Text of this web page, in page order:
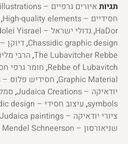
תגיות איורים גרפיים – Graphic illustrations
חסידיים – High-quality elements
,
HaDor
,גדולי ישראל – Gedolei Yisrael
Chassidic graphic design
,דיוקן – Portrait
The Lubavitcher Rebbe
,
Rebbe of Lubavitch
,
Graphic Material
, חסידיש פלוס – Chasidish Plus
יודאיקה – Judaica Creations
,
symbols
, עיצוב חסידי – Hasidic design
ציורי יודאיקה – Judaica paintings
שניאורסון – Rabbi Menachem Mendel Schneerson